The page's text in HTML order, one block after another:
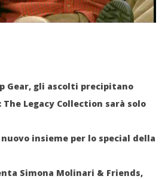
Gear, gli ascolti precipitano
Legacy Collection sarà solo
insieme per lo special della
Simona Molinari & Friends,